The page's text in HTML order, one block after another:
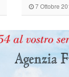
7 Ottobre